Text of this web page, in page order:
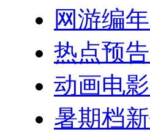
网游编
热点预
动画电
暑期档